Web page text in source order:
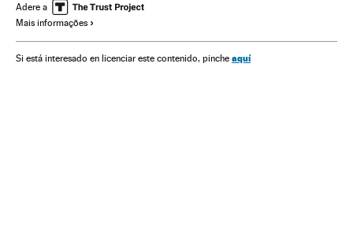
Adere a
Mais informações
Si está interesado en licenciar este contenido, pinche aquí